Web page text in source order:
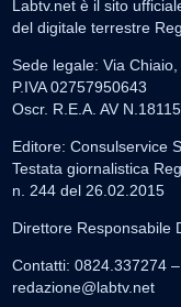
Labtv.net è il sito
del digitale terrestre
Sede legale: Via
P.IVA 02757950643
Oscr. R.E.A. AV
Editore: Consulservice
Testata giornalistica
n. 244 del 26.02.2015
Direttore Responsabile
Contatti: 0824.337274
redazione@labtv.net